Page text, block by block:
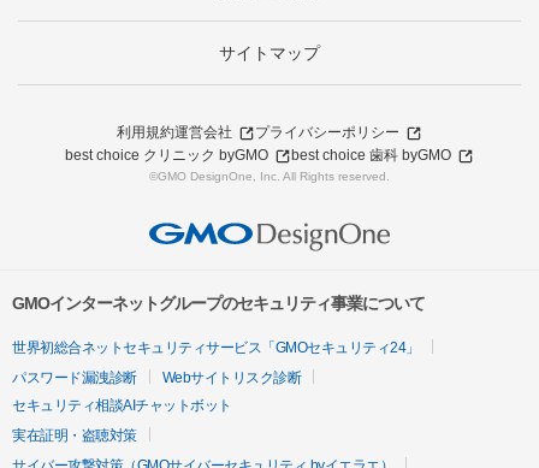
サイトマップ
利用規約運営会社
プライバシーポリシー
best choice クリニック byGMO
best choice 歯科 byGMO
©GMO DesignOne, Inc. All Rights reserved.
GMOインターネットグループのセキュリティ事業について
世界初総合ネットセキュリティサービス「GMOセキュリティ24」
パスワード漏洩診断
Webサイトリスク診断
セキュリティ相談AIチャットボット
実在証明・盗聴対策